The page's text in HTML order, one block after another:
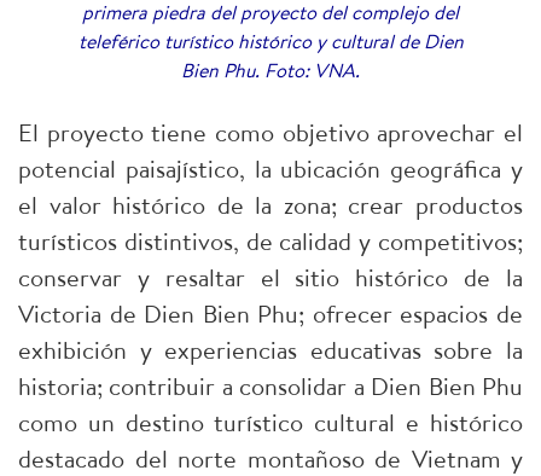
primera piedra del proyecto del complejo del
teleférico turístico histórico y cultural de Dien
Bien Phu. Foto: VNA.
El proyecto tiene como objetivo aprovechar el
potencial paisajístico, la ubicación geográfica y
el valor histórico de la zona; crear productos
turísticos distintivos, de calidad y competitivos;
conservar y resaltar el sitio histórico de la
Victoria de Dien Bien Phu; ofrecer espacios de
exhibición y experiencias educativas sobre la
historia; contribuir a consolidar a Dien Bien Phu
como un destino turístico cultural e histórico
destacado del norte montañoso de Vietnam y